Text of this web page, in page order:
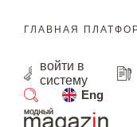
ГЛАВНАЯ
войти в
систему
Eng
поиск